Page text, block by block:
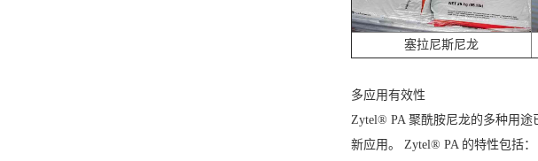
塞拉尼斯尼龙
多应用有效性
Zytel® PA 聚酰胺尼龙的多种用
新应用。 Zytel® PA 的特性包括：